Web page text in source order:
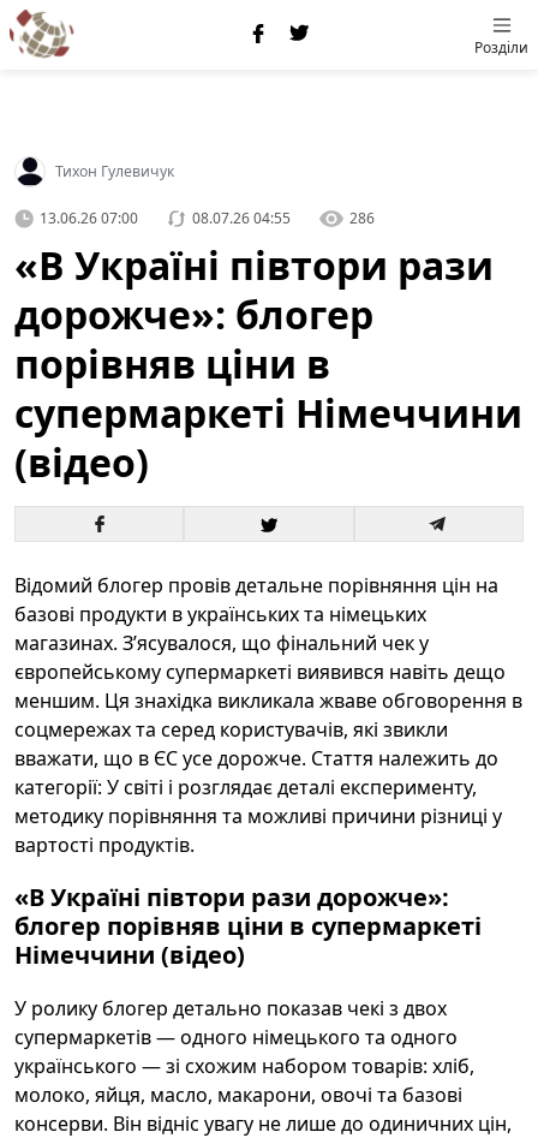
Розділи
Тихон Гулевичук
13.06.26 07:00 08.07.26 04:55 286
«В Україні півтори рази
дорожче»: блогер
порівняв ціни в
супермаркеті Німеччини
(відео)
Відомий блогер провів детальне порівняння цін на
базові продукти в українських та німецьких
магазинах. З’ясувалося, що фінальний чек у
європейському супермаркеті виявився навіть дещо
меншим. Ця знахідка викликала жваве обговорення в
соцмережах та серед користувачів, які звикли
вважати, що в ЄС усе дорожче. Стаття належить до
категорії: У світі і розглядає деталі експерименту,
методику порівняння та можливі причини різниці у
вартості продуктів.
«В Україні півтори рази дорожче»:
блогер порівняв ціни в супермаркеті
Німеччини (відео)
У ролику блогер детально показав чекі з двох
супермаркетів — одного німецького та одного
українського — зі схожим набором товарів: хліб,
молоко, яйця, масло, макарони, овочі та базові
консерви. Він відніс увагу не лише до одиничних цін,